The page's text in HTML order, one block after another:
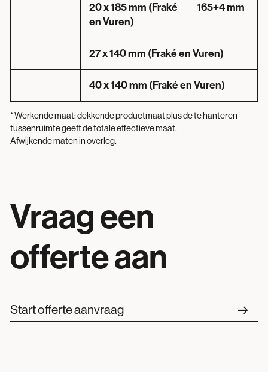
20 x 185 mm (Fraké
en Vuren)
165+4 mm
27 x 140 mm (Fraké en Vuren)
40 x 140 mm (Fraké en Vuren)
* Werkende maat: dekkende productmaat plus de te hanteren
tussenruimte geeft de totale effectieve maat.
Afwijkende maten in overleg.
Vraag een
offerte aan
Start offerte aanvraag arrow_right_alt